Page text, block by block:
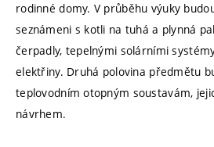
rodinné domy. V průběhu výuky
seznámeni s kotli na tuhá a plynná
čerpadly, tepelnými solárními
elektřiny. Druhá polovina předmětu
teplovodním otopným soustavám,
návrhem.